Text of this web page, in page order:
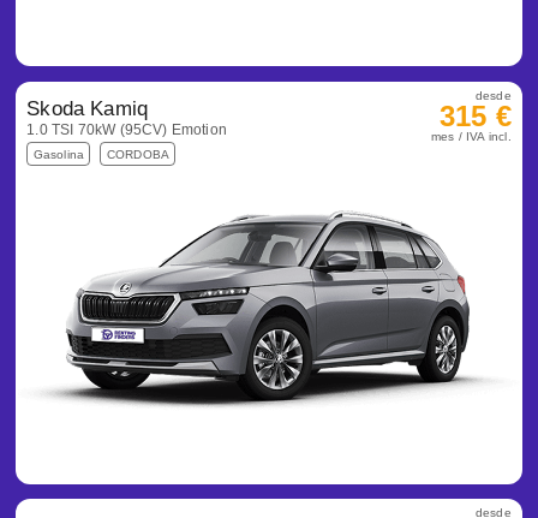
Skoda Kamiq
1.0 TSI 70kW (95CV) Emotion
Gasolina CORDOBA
desde
315 €
mes / IVA incl.
desde